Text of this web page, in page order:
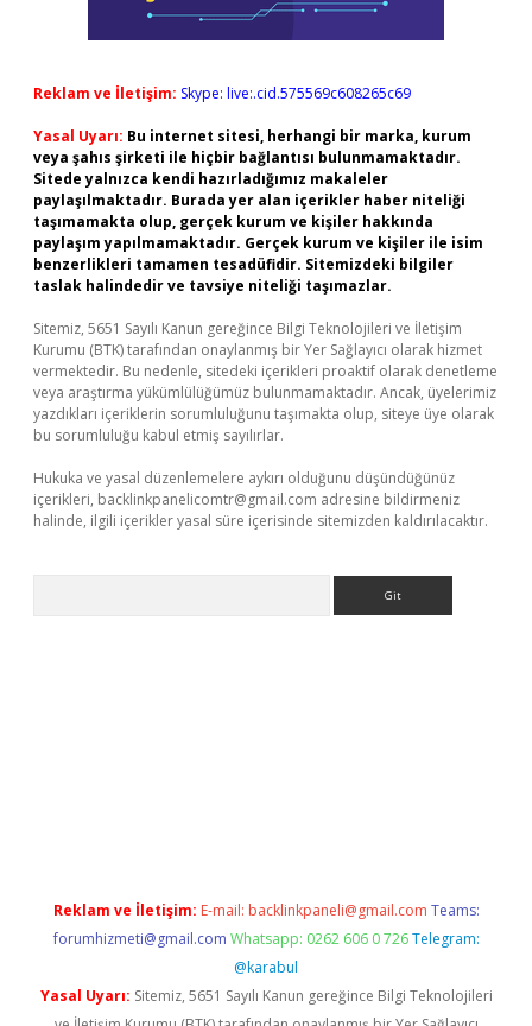
Reklam ve İletişim: Skype: live:.cid.575569c608265c69
Yasal Uyarı: Bu internet sitesi, herhangi bir marka, kurum
veya şahıs şirketi ile hiçbir bağlantısı bulunmamaktadır.
Sitede yalnızca kendi hazırladığımız makaleler
paylaşılmaktadır. Burada yer alan içerikler haber niteliği
taşımamakta olup, gerçek kurum ve kişiler hakkında
paylaşım yapılmamaktadır. Gerçek kurum ve kişiler ile isim
benzerlikleri tamamen tesadüfidir. Sitemizdeki bilgiler
taslak halindedir ve tavsiye niteliği taşımazlar.
Sitemiz, 5651 Sayılı Kanun gereğince Bilgi Teknolojileri ve İletişim
Kurumu (BTK) tarafından onaylanmış bir Yer Sağlayıcı olarak hizmet
vermektedir. Bu nedenle, sitedeki içerikleri proaktif olarak denetleme
veya araştırma yükümlülüğümüz bulunmamaktadır. Ancak, üyelerimiz
yazdıkları içeriklerin sorumluluğunu taşımakta olup, siteye üye olarak
bu sorumluluğu kabul etmiş sayılırlar.
Hukuka ve yasal düzenlemelere aykırı olduğunu düşündüğünüz
içerikleri, backlinkpanelicomtr@gmail.com adresine bildirmeniz
halinde, ilgili içerikler yasal süre içerisinde sitemizden kaldırılacaktır.
Reklam ve İletişim: E-mail: backlinkpaneli@gmail.com Teams:
forumhizmeti@gmail.com Whatsapp: 0262 606 0 726 Telegram:
@karabul
Yasal Uyarı: Sitemiz, 5651 Sayılı Kanun gereğince Bilgi Teknolojileri